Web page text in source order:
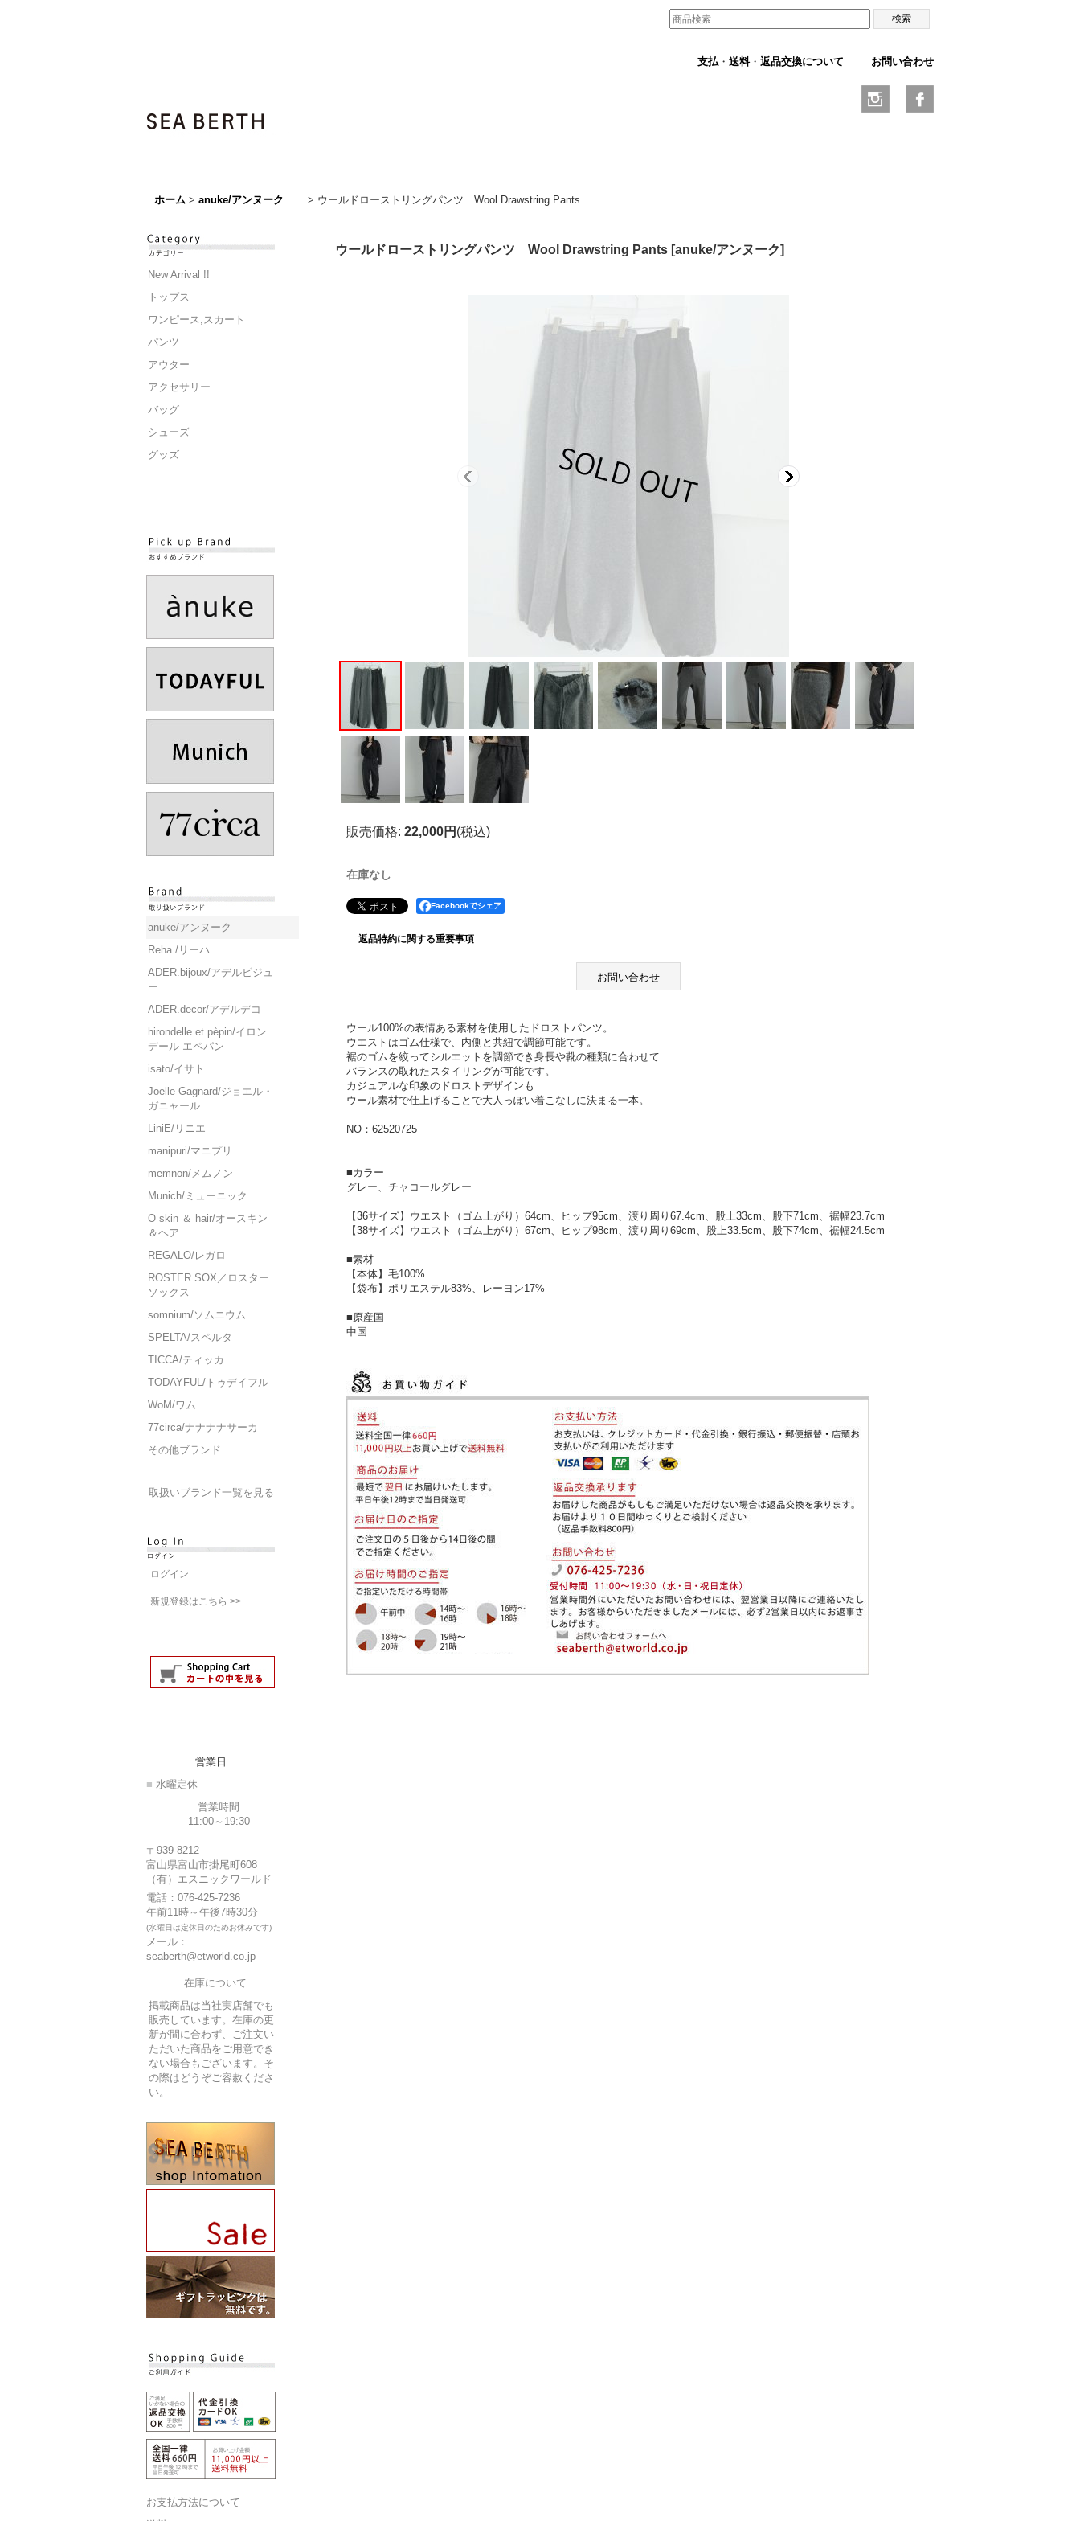
支払・ 送料・ 返品交換について お問い合わせ
ホーム > anuke/アンヌーク > ウールドローストリングパンツ Wool Drawstring Pants
New Arrival !!
トップス
ワンピース,スカート
パンツ
アウター
アクセサリー
バッグ
シューズ
グッズ
anuke/アンヌーク
Reha./リーハ
ADER.bijoux/アデルビジュ
ー
ADER.decor/アデルデコ
hirondelle et pèpin/イロン
デール エペパン
isato/イサト
Joelle Gagnard/ジョエル・
ガニャール
LiniE/リニエ
manipuri/マニプリ
memnon/メムノン
Munich/ミューニック
O skin ＆ hair/オースキン
＆ヘア
REGALO/レガロ
ROSTER SOX／ロスター
ソックス
somnium/ソムニウム
SPELTA/スペルタ
TICCA/ティッカ
TODAYFUL/トゥデイフル
WoM/ワム
77circa/ナナナナサーカ
その他ブランド
取扱いブランド一覧を見る
ログイン
新規登録はこちら >>
営業日
■ 水曜定休
営業時間
11:00～19:30
〒939-8212
富山県富山市掛尾町608
（有）エスニックワールド
電話：076-425-7236
午前11時～午後7時30分
(水曜日は定休日のためお休みです)
メール：
seaberth@etworld.co.jp
在庫について
掲載商品は当社実店舗でも
販売しています。在庫の更
新が間に合わず、ご注文い
ただいた商品をご用意でき
ない場合もございます。そ
の際はどうぞご容赦くださ
い。
お支払方法について
ウールドローストリングパンツ Wool Drawstring Pants [anuke/アンヌーク]
販売価格: 22,000円 (税込)
在庫なし
Facebookでシェア
返品特約に関する重要事項
お問い合わせ
ウール100%の表情ある素材を使用したドロストパンツ。
ウエストはゴム仕様で、内側と共紐で調節可能です。
裾のゴムを絞ってシルエットを調節でき身長や靴の種類に合わせて
バランスの取れたスタイリングが可能です。
カジュアルな印象のドロストデザインも
ウール素材で仕上げることで大人っぽい着こなしに決まる一本。
NO：62520725
■カラー
グレー、チャコールグレー
【36サイズ】ウエスト（ゴム上がり）64cm、ヒップ95cm、渡り周り67.4cm、股上33cm、股下71cm、裾幅23.7cm
【38サイズ】ウエスト（ゴム上がり）67cm、ヒップ98cm、渡り周り69cm、股上33.5cm、股下74cm、裾幅24.5cm
■素材
【本体】毛100%
【袋布】ポリエステル83%、レーヨン17%
■原産国
中国